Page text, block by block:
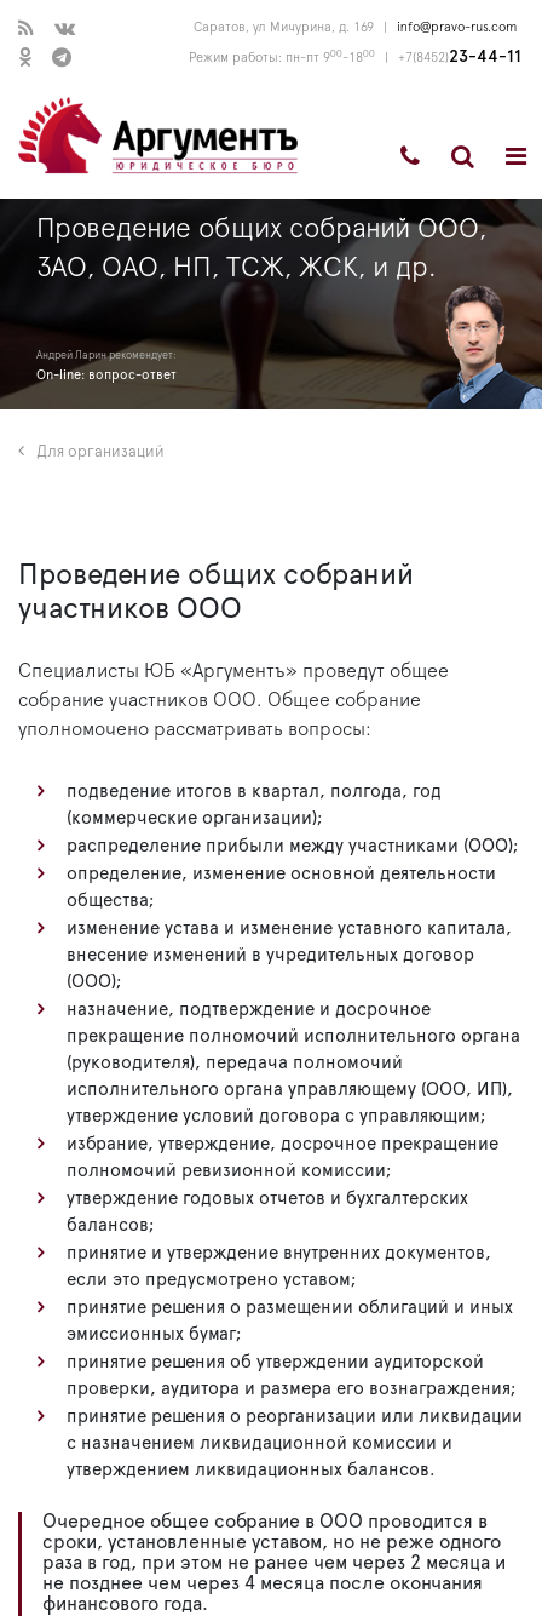
Саратов, ул Мичурина, д. 169 info@pravo-rus.com
Режим работы: пн-пт 900-1800 +7(8452)23-44-11
Проведение общих собраний ООО,
ЗАО, ОАО, НП, ТСЖ, ЖСК, и др.
Андрей Ларин рекомендует:
On-line: вопрос-ответ
Для организаций
Проведение общих собраний
участников ООО
Специалисты ЮБ «Аргументъ» проведут общее
собрание участников ООО. Общее собрание
уполномочено рассматривать вопросы:
подведение итогов в квартал, полгода, год
(коммерческие организации);
распределение прибыли между участниками (ООО);
определение, изменение основной деятельности
общества;
изменение устава и изменение уставного капитала,
внесение изменений в учредительных договор
(ООО);
назначение, подтверждение и досрочное
прекращение полномочий исполнительного органа
(руководителя), передача полномочий
исполнительного органа управляющему (ООО, ИП),
утверждение условий договора с управляющим;
избрание, утверждение, досрочное прекращение
полномочий ревизионной комиссии;
утверждение годовых отчетов и бухгалтерских
балансов;
принятие и утверждение внутренних документов,
если это предусмотрено уставом;
принятие решения о размещении облигаций и иных
эмиссионных бумаг;
принятие решения об утверждении аудиторской
проверки, аудитора и размера его вознаграждения;
принятие решения о реорганизации или ликвидации
с назначением ликвидационной комиссии и
утверждением ликвидационных балансов.
Очередное общее собрание в ООО проводится в
сроки, установленные уставом, но не реже одного
раза в год, при этом не ранее чем через 2 месяца и
не позднее чем через 4 месяца после окончания
финансового года.